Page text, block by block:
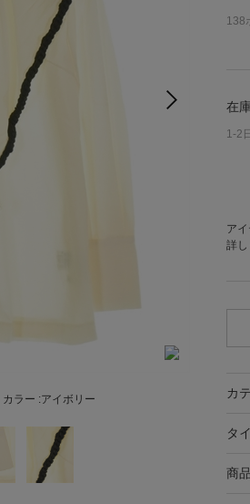
カラー :アイボリー
138
在
1-2
ア
詳し
カ
タ
商